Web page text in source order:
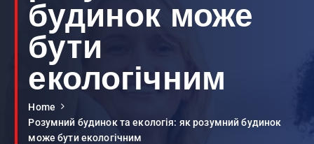
будинок може
бути
екологічним
Home
Розумний будинок та екологія: як розумний будинок
може бути екологічним